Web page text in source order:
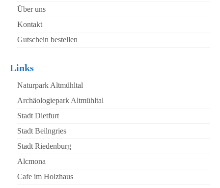
Über uns
Kontakt
Gutschein bestellen
Links
Naturpark Altmühltal
Archäologiepark Altmühltal
Stadt Dietfurt
Stadt Beilngries
Stadt Riedenburg
Alcmona
Cafe im Holzhaus